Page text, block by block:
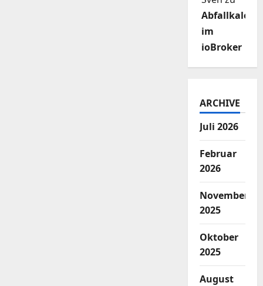
im
ioBroker
ARCHIVE
Juli 2026
Februar
2026
November
2025
Oktober
2025
August